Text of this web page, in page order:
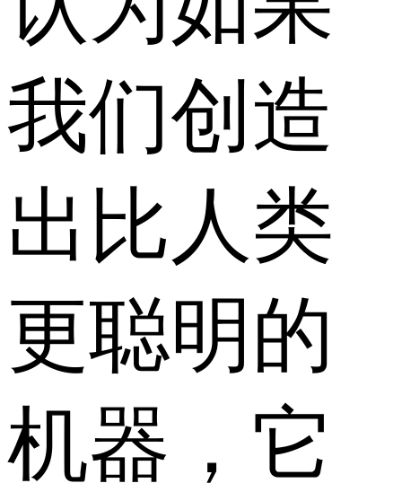
我们创造
出比人类
更聪明的
机器，它